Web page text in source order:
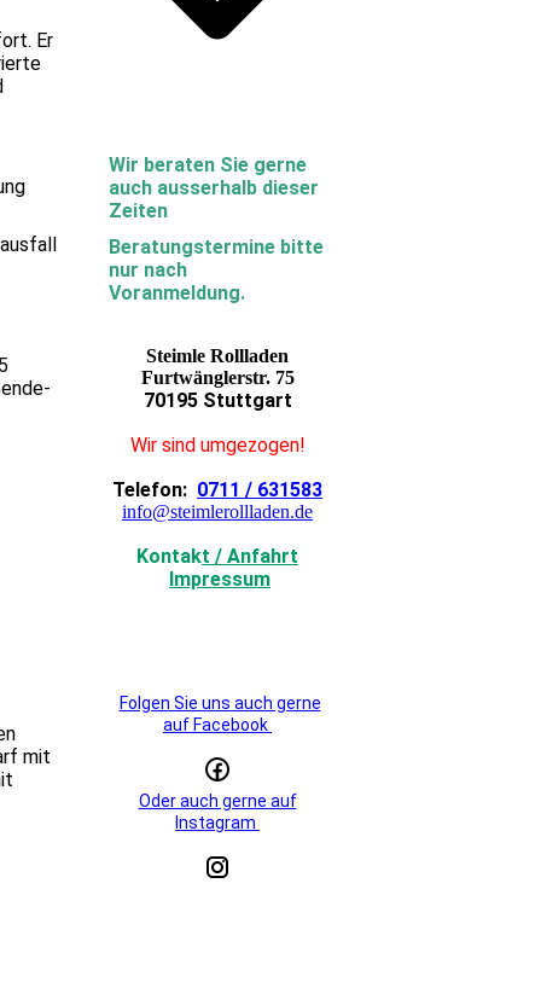
Er
mit
Wir beraten Sie gerne
auch ausserhalb dieser
Zeiten
Beratungstermine bitte
nur nach
Voranmeldung.
Steimle Rollladen
Furtwänglerstr. 75
70195 Stuttgart
Wir sind umgezogen!
Telefon: 0711 / 631583
info@steimlerollladen.de
Kontakt / Anfahrt
Impressum
Folgen Sie uns auch gerne
auf Facebook
Oder auch gerne auf
Instagram